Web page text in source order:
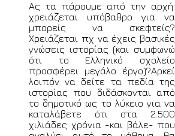
Ας τα πάρουμε από την αρχή:
χρειάζεται υπόβαθρο για να
μπορείς να σκεφτείς?
Χρειάζεται πχ να έχεις βασικές
γνώσεις ιστορίας (και συμφωνώ
ότι το Ελληνικό σχολείο
προσφέρει μεγάλο έργο)?Αρκεί
λοιπόν να δείτε τα πεδία της
ιστορίας που διδάσκονται από
το δημοτικό ως το λύκειο για να
καταλάβετε ότι στα 2.500
χιλιάδες χρόνια -και βάλε- που